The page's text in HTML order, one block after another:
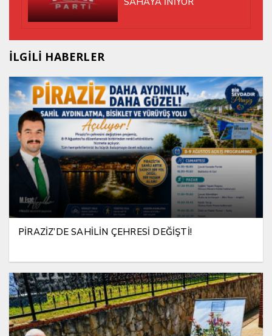
İLGİLİ HABERLER
PİRAZİZ’DE SAHİLİN ÇEHRESİ DEĞİŞTİ!